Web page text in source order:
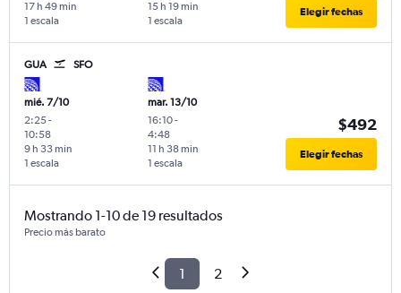
1 escala
17 h 49 min
1 escala
15 h 19 min Elegir fechas
GUA SFO
mié. 7/10
2:25-
10:58
1 escala
9 h 33 min
mar. 13/10
16:10-
4:48
1 escala
11 h 38 min
$492
Elegir fechas
Mostrando 1-10 de 19 resultados
Precio más barato
1 2